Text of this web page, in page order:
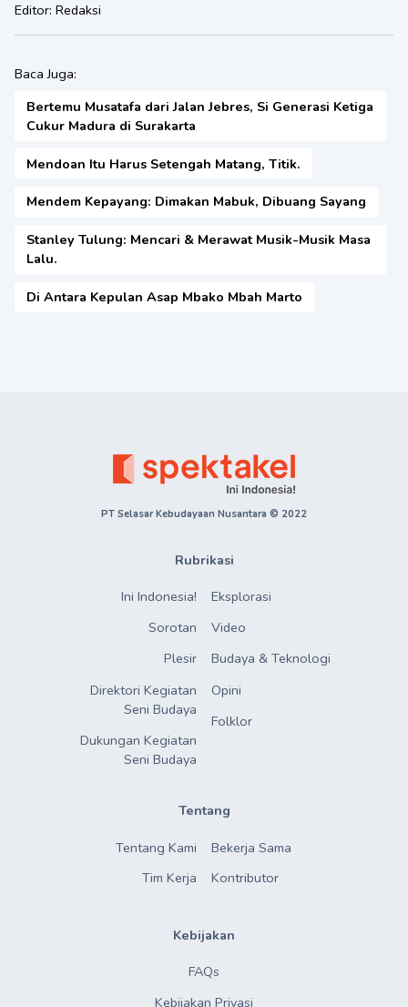
Editor: Redaksi
Baca Juga:
Bertemu Musatafa dari Jalan Jebres, Si Generasi Ketiga
Cukur Madura di Surakarta
Mendoan Itu Harus Setengah Matang, Titik.
Mendem Kepayang: Dimakan Mabuk, Dibuang Sayang
Stanley Tulung: Mencari & Merawat Musik-Musik Masa
Lalu.
Di Antara Kepulan Asap Mbako Mbah Marto
PT Selasar Kebudayaan Nusantara © 2022
Rubrikasi
Ini Indonesia!
Sorotan
Plesir
Direktori Kegiatan
Seni Budaya
Dukungan Kegiatan
Seni Budaya
Eksplorasi
Video
Budaya & Teknologi
Opini
Folklor
Tentang
Tentang Kami
Tim Kerja
Bekerja Sama
Kontributor
Kebijakan
FAQs
Kebijakan Privasi